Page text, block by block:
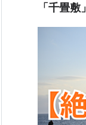
「千畳敷